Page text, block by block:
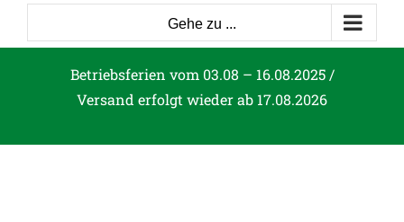
Gehe zu ...
Betriebsferien vom 03.08 – 16.08.2025 /
Versand erfolgt wieder ab 17.08.2026